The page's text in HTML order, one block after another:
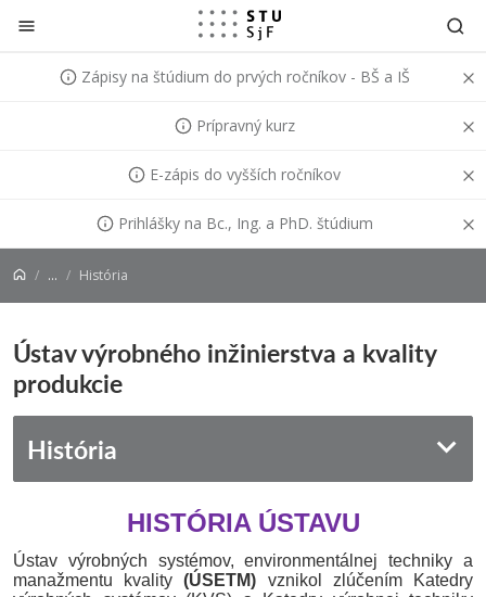
Prejsť na obsah
Zápisy na štúdium do prvých ročníkov - BŠ a IŠ
Prípravný kurz
E-zápis do vyšších ročníkov
Prihlášky na Bc., Ing. a PhD. štúdium
... História
Ústav výrobného inžinierstva a kvality
produkcie
História
HISTÓRIA ÚSTAVU
Ústav výrobných systémov, environmentálnej techniky a
manažmentu kvality(ÚSETM) vznikol zlúčením Katedry